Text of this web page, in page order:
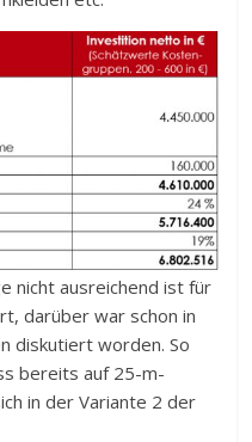
nicht ausreichend ist für
darüber war schon in
diskutiert worden. So
bereits auf 25-m-
in der Variante 2 der